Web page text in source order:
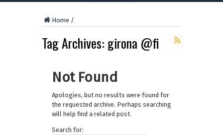
Home /
Tag Archives: girona @fi
Not Found
Apologies, but no results were found for
the requested archive. Perhaps searching
will help find a related post.
Search for: